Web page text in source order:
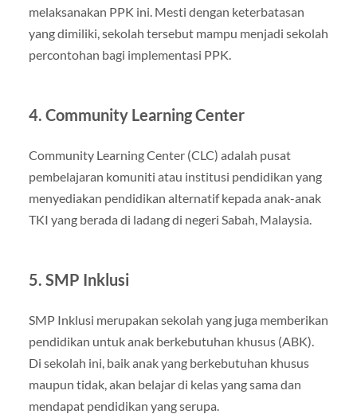
melaksanakan PPK ini. Mesti dengan keterbatasan
yang dimiliki, sekolah tersebut mampu menjadi sekolah
percontohan bagi implementasi PPK.
4. Community Learning Center
Community Learning Center (CLC) adalah pusat
pembelajaran komuniti atau institusi pendidikan yang
menyediakan pendidikan alternatif kepada anak-anak
TKI yang berada di ladang di negeri Sabah, Malaysia.
5. SMP Inklusi
SMP Inklusi merupakan sekolah yang juga memberikan
pendidikan untuk anak berkebutuhan khusus (ABK).
Di sekolah ini, baik anak yang berkebutuhan khusus
maupun tidak, akan belajar di kelas yang sama dan
mendapat pendidikan yang serupa.